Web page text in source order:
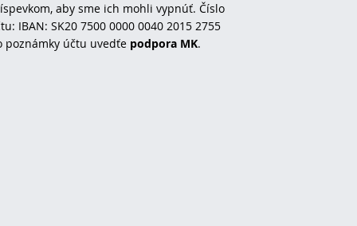
aby sme ich mohli vypnúť. Číslo
IBAN: SK20 7500 0000 0040 2015 2755
poznámky účtu uvedťe podpora MK.